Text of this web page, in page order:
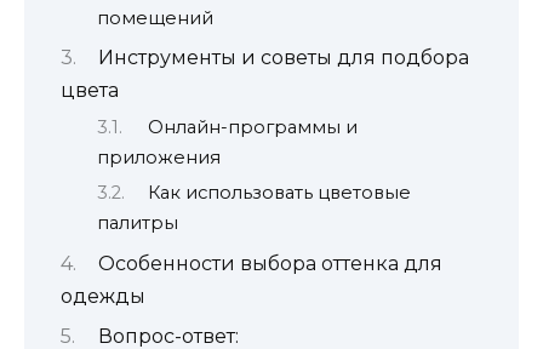
помещений
Инструменты и советы для подбора
цвета
Онлайн-программы и
приложения
Как использовать цветовые
палитры
Особенности выбора оттенка для
одежды
Вопрос-ответ: